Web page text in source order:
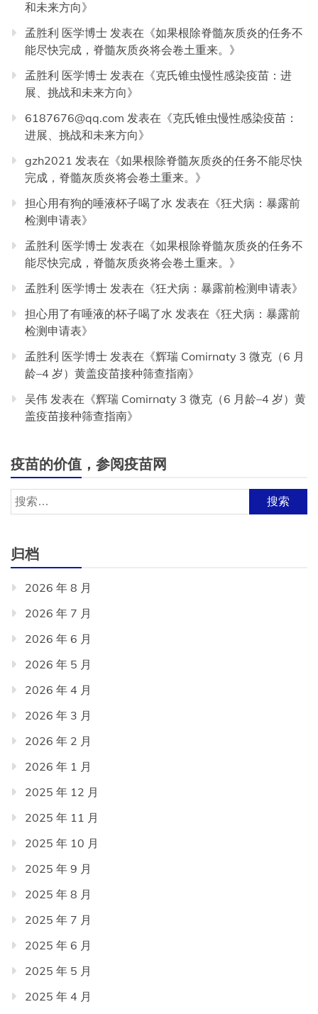
和未来方向》
孟胜利 医学博士 发表在《如果根除脊髓灰质炎的任务不
能尽快完成，脊髓灰质炎将会卷土重来。 》
孟胜利 医学博士 发表在《克氏锥虫慢性感染疫苗：进
展、挑战和未来方向》
6187676@qq.com 发表在《克氏锥虫慢性感染疫苗：
进展、挑战和未来方向》
gzh2021 发表在《如果根除脊髓灰质炎的任务不能尽快
完成，脊髓灰质炎将会卷土重来。 》
担心用有狗的唾液杯子喝了水 发表在《狂犬病：暴露前
检测申请表》
孟胜利 医学博士 发表在《如果根除脊髓灰质炎的任务不
能尽快完成，脊髓灰质炎将会卷土重来。 》
孟胜利 医学博士 发表在《狂犬病：暴露前检测申请表》
担心用了有唾液的杯子喝了水 发表在《狂犬病：暴露前
检测申请表》
孟胜利 医学博士 发表在《辉瑞 Comirnaty 3 微克（6 月
龄–4 岁）黄盖疫苗接种筛查指南》
吴伟 发表在《辉瑞 Comirnaty 3 微克（6 月龄–4 岁）黄
盖疫苗接种筛查指南》
疫苗的价值，参阅疫苗网
搜
索：
归档
2026 年 8 月
2026 年 7 月
2026 年 6 月
2026 年 5 月
2026 年 4 月
2026 年 3 月
2026 年 2 月
2026 年 1 月
2025 年 12 月
2025 年 11 月
2025 年 10 月
2025 年 9 月
2025 年 8 月
2025 年 7 月
2025 年 6 月
2025 年 5 月
2025 年 4 月